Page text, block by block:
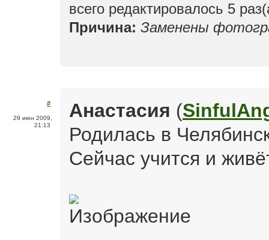
всего редактировалось 5
Причина: Заменены
#
29 июн 2009,
21:13
Анастасия (
Родилась в
Сейчас учится и